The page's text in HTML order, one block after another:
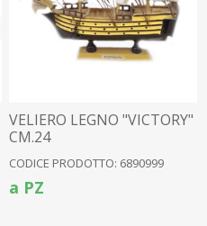
VELIERO LEGNO "VICTORY"
CM.24
CODICE PRODOTTO: 6890999
a PZ